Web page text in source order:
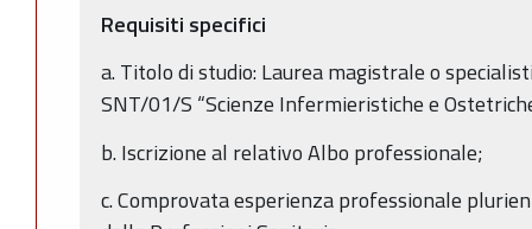
Requisiti specifici
a. Titolo di studio: Laurea magistrale o
SNT/01/S “Scienze Infermieristiche e
b. Iscrizione al relativo Albo professionale;
c. Comprovata esperienza professionale